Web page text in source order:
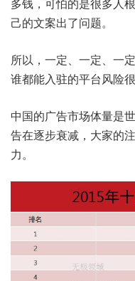
己的文案出了问题。
所以，一定、一定、一
谁都能入驻的平台风险很
中国的广告市场体量是
告在逐步衰减，大家的
力。